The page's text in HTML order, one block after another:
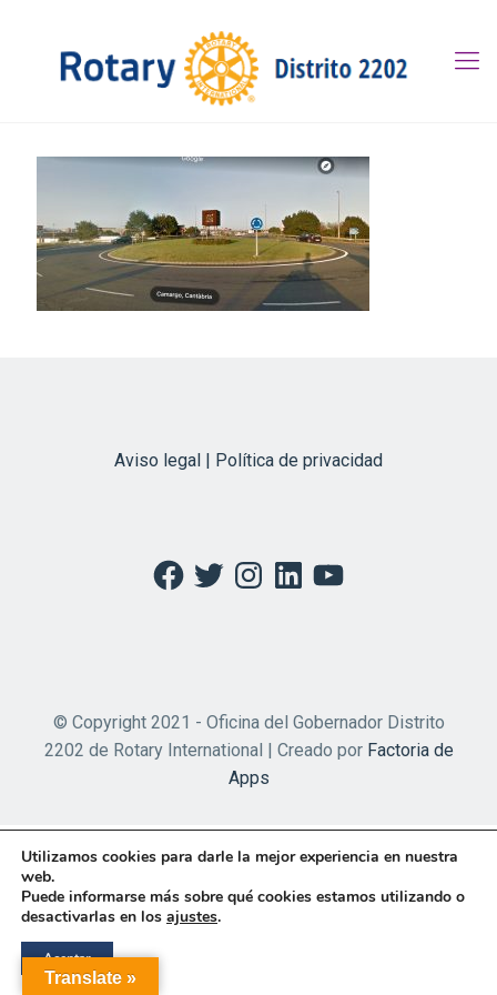
Aviso legal | Política de privacidad
Facebook
TwitterInstagramLinkedInYouTube
© Copyright 2021 - Oficina del Gobernador Distrito
2202 de Rotary International | Creado por Factoria de
Apps
Translate »
Utilizamos cookies para darle la mejor experiencia en nuestra
web.
Puede informarse más sobre qué cookies estamos utilizando o
desactivarlas en los ajustes.
Aceptar